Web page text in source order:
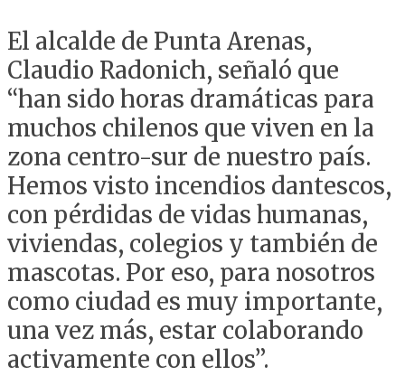
El alcalde de Punta Arenas,
Claudio Radonich, señaló que
“han sido horas dramáticas para
muchos chilenos que viven en la
zona centro-sur de nuestro país.
Hemos visto incendios dantescos,
con pérdidas de vidas humanas,
viviendas, colegios y también de
mascotas. Por eso, para nosotros
como ciudad es muy importante,
una vez más, estar colaborando
activamente con ellos”.